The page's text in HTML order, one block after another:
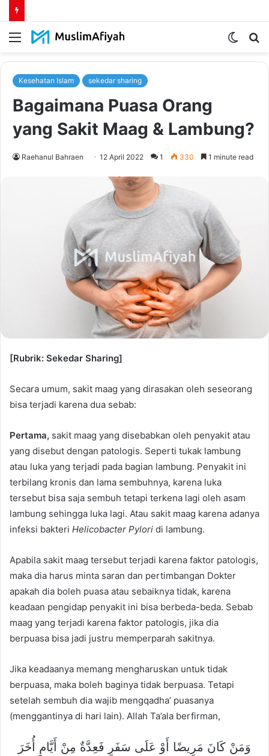
Menu
Switch
Kesehatan Islam sekedar sharing
Bagaimana Puasa Orang
yang Sakit Maag & Lambung?
Raehanul Bahraen 12 April 2022 1 330 1 minute read
[Rubrik: Sekedar Sharing]
Secara umum, sakit maag yang dirasakan oleh seseorang
bisa terjadi karena dua sebab:
Pertama, sakit maag yang disebabkan oleh penyakit atau
yang disebut dengan patologis. Seperti tukak lambung
atau luka yang terjadi pada bagian lambung. Penyakit ini
terbilang kronis dan lama sembuhnya, karena luka
tersebut bisa saja sembuh tetapi terkena lagi oleh asam
lambung sehingga luka lagi. Atau sakit maag karena adanya
infeksi bakteri Helicobacter Pylori di lambung.
Apabila sakit maag tersebut terjadi karena faktor patologis,
maka dia harus minta saran dan pertimbangan Dokter
apakah dia boleh puasa atau sebaiknya tidak, karena
keadaan pengidap penyakit ini bisa berbeda-beda. Sebab
maag yang terjadi karena faktor patologis, jika dia
berpuasa bisa jadi justru memperparah sakitnya.
Jika keadaanya memang mengharuskan untuk tidak
berpuasa, maka boleh baginya tidak berpuasa. Tetapi
setelah sembuh dia wajib mengqadha’ puasanya
(menggantinya di hari lain). Allah Ta’ala berfirman,
وَمَنْ كَانَ مَرِيضًا أَوْ عَلَى سَفَرٍ فَعِدَّةٌ مِنْ أَيَّامٍ أُخَرَ